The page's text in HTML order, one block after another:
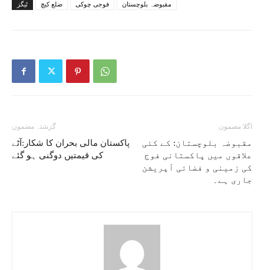
ٹیگز ضلع کیچ فوجی چوکی مقبوضہ بلوچستان
گزشتہ مضمون
پاکستان مالی بحران کا شکار:آٹے
کی قیمتیں دوگنی ہو گئے
اگلا مضمون
مقبوضہ بلوچستان: کے کئی
علاقوں میں پاکستانی فوج
کی زمینی و فضائی آپریشن
جاری ہے۔